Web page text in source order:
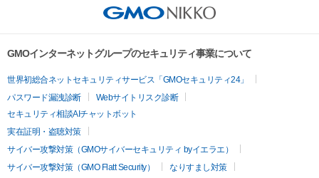
GMOインターネットグループのセキュリティ事業について
世界初総合ネットセキュリティサービス「GMOセキュリティ24」
パスワード漏洩診断
Webサイトリスク診断
セキュリティ相談AIチャットボット
実在証明・盗聴対策
サイバー攻撃対策（GMOサイバーセキュリティ byイエラエ）
サイバー攻撃対策（GMO Flatt Security）
なりすまし対策